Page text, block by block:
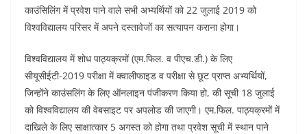
काउंसिलिंग में प्रवेश पाने वाले सभी अभ्यर्थियों को 22 जुलाई 2019 को
विश्वविद्यालय परिसर में अपने दस्तावेजों का सत्यापन कराना होगा।
विश्वविद्यालय में शोध पाठ्यक्रमों (एम.फिल. व पीएच.डी.) के लिए
सीयूसीईटी-2019 परीक्षा में क्वालीफाइड व परीक्षा से छूट प्राप्त अभ्यर्थियों,
जिन्होंने काउंसलिंग के लिए ऑनलाइन पंजीकरण किया हो, की सूची 18 जुलाई
को विश्वविद्यालय की वेबसाइट पर अपलोड की जाएगी। एम.फिल. पाठ्यक्रमों में
दाखिले के लिए साक्षात्कार 5 अगस्त को होगा तथा प्रवेश सूची में स्थान पाने